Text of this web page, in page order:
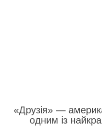
«Друзія» —
одним із